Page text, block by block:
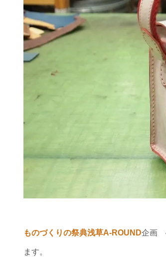
ものづくりの祭典浅草A-ROUND企画
ます。